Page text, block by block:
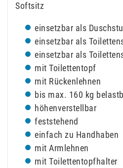
Softsitz
einsetzbar als
einsetzbar als
einsetzbar als
mit Toilettentopf
mit Rückenlehnen
bis max. 160 kg
höhenverstellbar
feststehend
einfach zu Handhaben
mit Armlehnen
mit Toilettentopfhalter